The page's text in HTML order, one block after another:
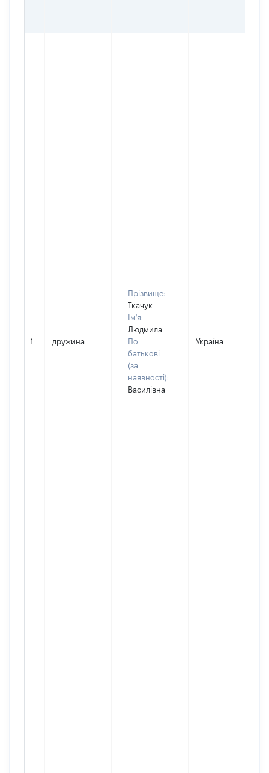
1 дружина
Прізвище:
Ткачук
Ім'я:
Людмила
По
батькові
(за
наявності):
Василівна
Україна